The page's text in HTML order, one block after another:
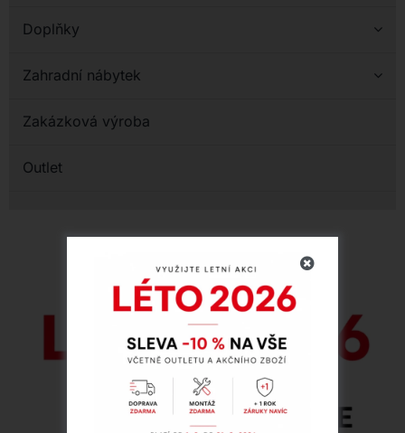
Doplňky
Zahradní nábytek
Zakázková výroba
Outlet